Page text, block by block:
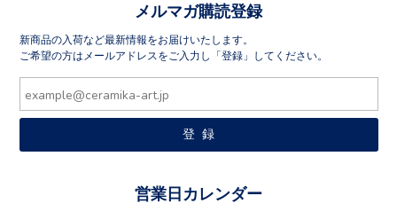
メルマガ購読登録
新商品の入荷など最新情報をお届けいたします。
ご希望の方はメールアドレスをご入力し「登録」してください。
営業日カレンダー